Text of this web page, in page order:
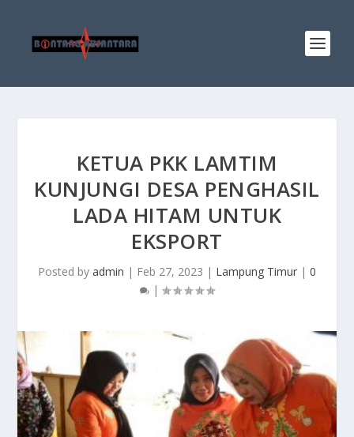
KETUA PKK LAMTIM
KUNJUNGI DESA PENGHASIL
LADA HITAM UNTUK
EKSPORT
Posted by admin | Feb 27, 2023 | Lampung Timur | 0
|